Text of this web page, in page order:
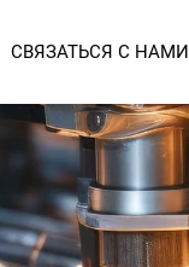
ВОПРОСЫ
СВЯЗАТЬСЯ С НАМИ